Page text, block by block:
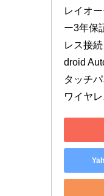
レイオ
ー3年保
レス接
droid
タッチ
ワイヤ